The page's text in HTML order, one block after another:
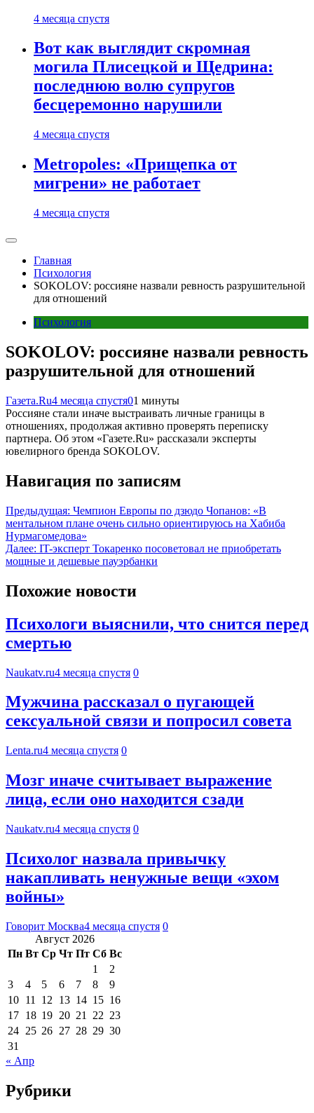
4 месяца спустя
Вот как выглядит скромная
могила Плисецкой и Щедрина:
последнюю волю супругов
бесцеремонно нарушили
4 месяца спустя
Metropoles: «Прищепка от
мигрени» не работает
4 месяца спустя
Главная
Психология
SOKOLOV: россияне назвали ревность разрушительной
для отношений
Психология
SOKOLOV: россияне назвали ревность
разрушительной для отношений
Газета.Ru4 месяца спустя01 минуты
Россияне стали иначе выстраивать личные границы в
отношениях, продолжая активно проверять переписку
партнера. Об этом «Газете.Ru» рассказали эксперты
ювелирного бренда SOKOLOV.
Навигация по записям
Предыдущая: Чемпион Европы по дзюдо Чопанов: «В
ментальном плане очень сильно ориентируюсь на Хабиба
Нурмагомедова»
Далее: IT-эксперт Токаренко посоветовал не приобретать
мощные и дешевые пауэрбанки
Похожие новости
Психологи выяснили, что снится перед
смертью
Naukatv.ru4 месяца спустя 0
Мужчина рассказал о пугающей
сексуальной связи и попросил совета
Lenta.ru4 месяца спустя 0
Мозг иначе считывает выражение
лица, если оно находится сзади
Naukatv.ru4 месяца спустя 0
Психолог назвала привычку
накапливать ненужные вещи «эхом
войны»
Говорит Москва4 месяца спустя 0
Август 2026
Пн Вт Ср Чт Пт Сб Вс
1
2
3
4 5 6 7 8
9
10 11 12 13 14 15 16
17 18 19 20 21 22 23
24 25 26 27 28 29 30
31
« Апр
Рубрики